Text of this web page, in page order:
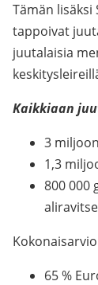
Tämän
tappoivat
juutalaisia
Kaikkiaan
3
1,3
800 000
65 %